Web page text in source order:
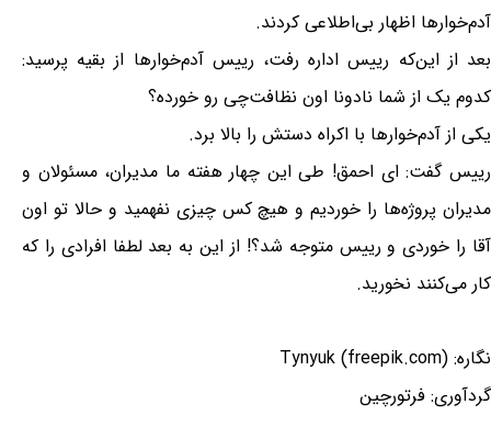
آدم‌خوارها اظهار بی‌اطلاعی کردند.
بعد از این‌که رییس اداره رفت، رییس آدم‌خوارها از بقیه پرسید:
کدوم یک از شما نادونا اون نظافت‌چی رو خورده؟
یکی از آدم‌خوارها با اکراه دستش را بالا برد.
رییس گفت: ای احمق! طی این چهار هفته ما مدیران، مسئولان و
مدیران پروژه‌ها را خوردیم و هیچ کس چیزی نفهمید و حالا تو اون
آقا را خوردی و رییس متوجه شد؟! از این به بعد لطفا افرادی را که
کار می‌کنند نخورید.
نگاره: Tynyuk (freepik.com)
گردآوری: فرتورچین